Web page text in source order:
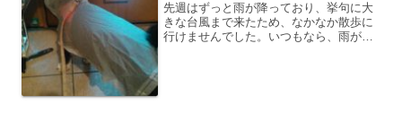
先週はずっと雨が降っており、挙句に大
きな台風まで来たため、なかなか散歩に
行けませんでした。いつもなら、雨が降